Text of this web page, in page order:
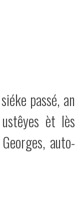
passé, an
èt lès
auto-